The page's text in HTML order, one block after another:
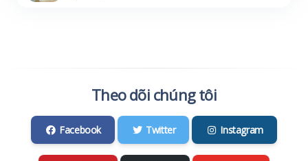
Theo dõi chúng tôi
Facebook Twitter Instagram